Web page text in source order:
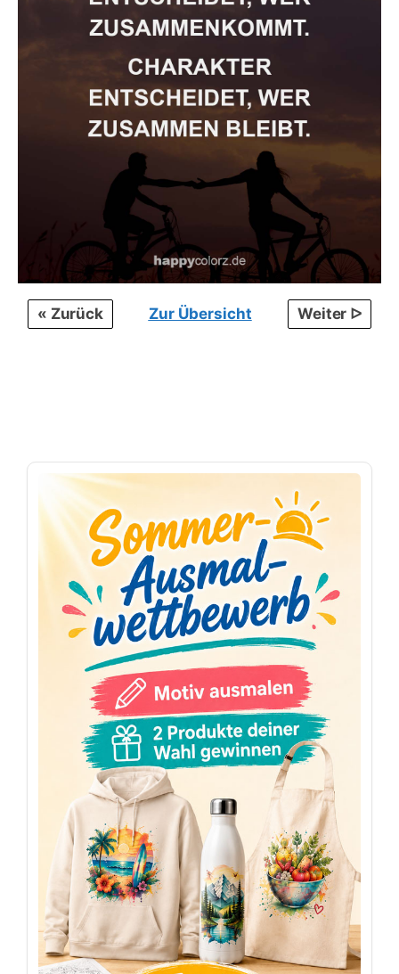
« Zurück Zur Übersicht Weiter ᐅ